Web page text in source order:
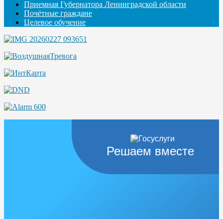
Приемная Губернатора Ленинградской области
Почётные граждане
Целевое обучение
Решаем вместе